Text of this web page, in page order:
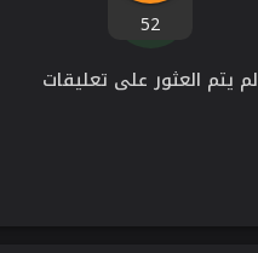
52
لم يتم العثور على تعليقات